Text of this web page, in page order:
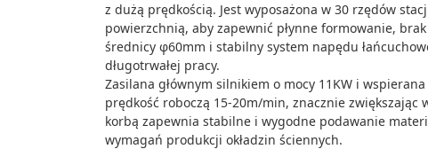
z dużą prędkością. Jest wyposażona w 30 rzędów
powierzchnią, aby zapewnić płynne formowanie,
średnicy φ60mm i stabilny system napędu
długotrwałej pracy.
Zasilana głównym silnikiem o mocy 11KW i
prędkość roboczą 15-20m/min, znacznie
korbą zapewnia stabilne i wygodne podawanie
wymagań produkcji okładzin ściennych.